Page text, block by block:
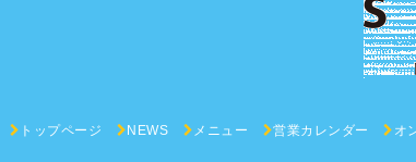
トップページ NEWS メニュー 営業カレンダー オ